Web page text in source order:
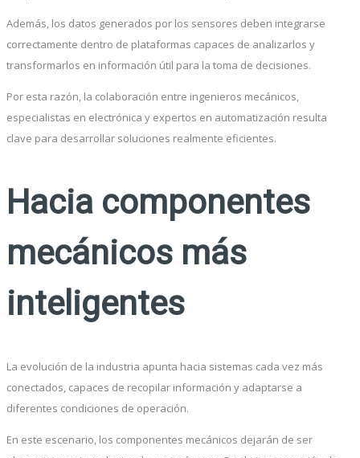
Además, los datos generados por los sensores deben integrarse
correctamente dentro de plataformas capaces de analizarlos y
transformarlos en información útil para la toma de decisiones.
Por esta razón, la colaboración entre ingenieros mecánicos,
especialistas en electrónica y expertos en automatización resulta
clave para desarrollar soluciones realmente eficientes.
Hacia componentes
mecánicos más
inteligentes
La evolución de la industria apunta hacia sistemas cada vez más
conectados, capaces de recopilar información y adaptarse a
diferentes condiciones de operación.
En este escenario, los componentes mecánicos dejarán de ser